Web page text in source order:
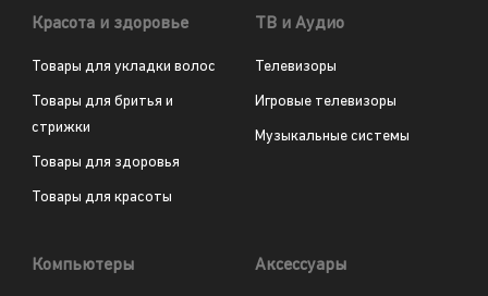
Красота и здоровье
Товары для укладки волос
Товары для бритья и
стрижки
Товары для здоровья
Товары для красоты
ТВ и Аудио
Телевизоры
Игровые телевизоры
Музыкальные системы
Компьютеры Аксессуары